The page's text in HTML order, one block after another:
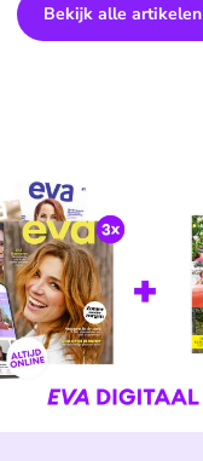
Bekijk alle artikelen